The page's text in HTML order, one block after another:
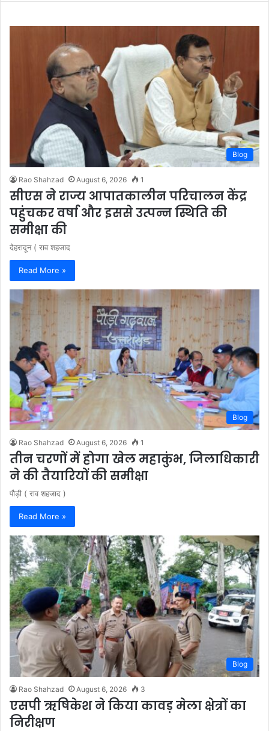
Blog
Rao Shahzad August 6, 2026 1
सीएस ने राज्य आपातकालीन परिचालन केंद्र
पहुंचकर वर्षा और इससे उत्पन्न स्थिति की
समीक्षा की
देहरादून ( राव शहजाद
Read More »
Blog
Rao Shahzad August 6, 2026 1
तीन चरणों में होगा खेल महाकुंभ, जिलाधिकारी
ने की तैयारियों की समीक्षा
पौड़ी ( राव शहजाद )
Read More »
Blog
Rao Shahzad August 6, 2026 3
एसपी ऋषिकेश ने किया कावड़ मेला क्षेत्रों का
निरीक्षण